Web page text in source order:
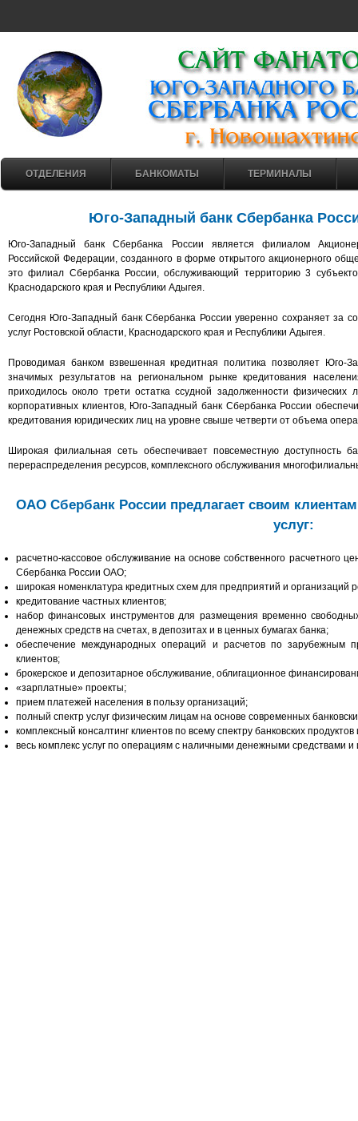
ОТДЕЛЕНИЯ БАНКОМАТЫ ТЕРМИНАЛЫ
Юго-Западный банк Сбербанка
Юго-Западный банк Сбербанка России является филиалом
Российской Федерации, созданного в форме открытого акционерного
это филиал Сбербанка России, обслуживающий территорию 3
Краснодарского края и Республики Адыгея.
Сегодня Юго-Западный банк Сбербанка России уверенно сохраняет за
услуг Ростовской области, Краснодарского края и Республики Адыгея.
Проводимая банком взвешенная кредитная политика позволяет Юго-
значимых результатов на региональном рынке кредитования
приходилось около трети остатка ссудной задолженности физических
корпоративных клиентов, Юго-Западный банк Сбербанка России
кредитования юридических лиц на уровне свыше четверти от объема
Широкая филиальная сеть обеспечивает повсеместную доступность
перераспределения ресурсов, комплексного обслуживания
ОАО Сбербанк России предлагает своим
услуг:
расчетно-кассовое обслуживание на основе собственного расчетного
Сбербанка России ОАО;
широкая номенклатура кредитных схем для предприятий и организаций
кредитование частных клиентов;
набор финансовых инструментов для размещения временно
денежных средств на счетах, в депозитах и в ценных бумагах банка;
обеспечение международных операций и расчетов по зарубежным
клиентов;
брокерское и депозитарное обслуживание, облигационное
«зарплатные» проекты;
прием платежей населения в пользу организаций;
полный спектр услуг физическим лицам на основе современных
комплексный консалтинг клиентов по всему спектру банковских продуктов
весь комплекс услуг по операциям с наличными денежными средствами и